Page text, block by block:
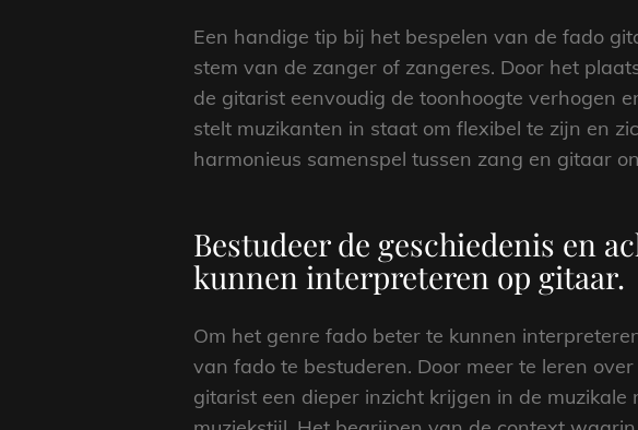
Een handige tip bij het bespelen van de fado
stem van de zanger of zangeres. Door het
de gitarist eenvoudig de toonhoogte verhogen
stelt muzikanten in staat om flexibel te zijn en
harmonieus samenspel tussen zang en gitaar
Bestudeer de geschiedenis en
kunnen interpreteren op gitaar.
Om het genre fado beter te kunnen
van fado te bestuderen. Door meer te leren
gitarist een dieper inzicht krijgen in de